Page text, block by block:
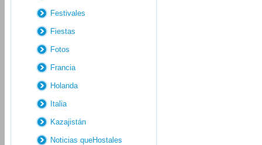
Festivales
Fiestas
Fotos
Francia
Holanda
Italia
Kazajistán
Noticias queHostales